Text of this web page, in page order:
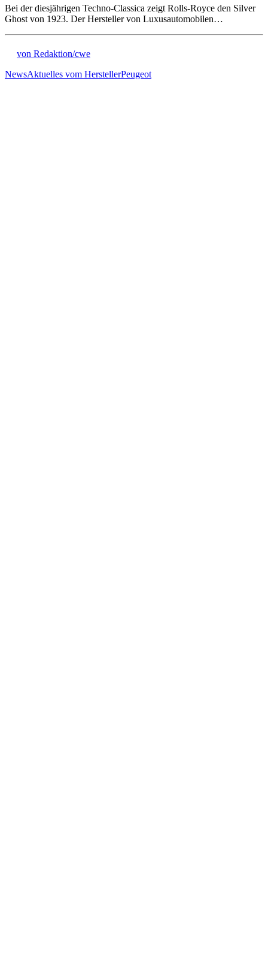
Bei der diesjährigen Techno-Classica zeigt Rolls-Royce den Silver
Ghost von 1923. Der Hersteller von Luxusautomobilen…
von Redaktion/cwe
NewsAktuelles vom HerstellerPeugeot